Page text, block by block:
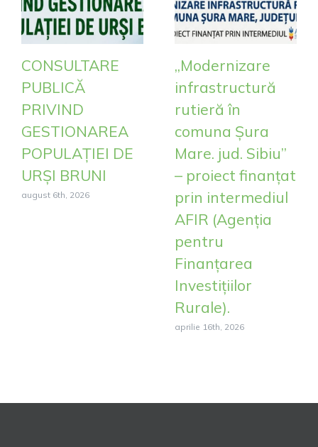
CONSULTARE
PUBLICĂ
PRIVIND
GESTIONAREA
POPULAȚIEI DE
URȘI BRUNI
august 6th, 2026
„Modernizare
infrastructură
rutieră în
comuna Șura
Mare. jud. Sibiu”
– proiect finanțat
prin intermediul
AFIR (Agenția
pentru
Finanțarea
Investițiilor
Rurale).
aprilie 16th, 2026